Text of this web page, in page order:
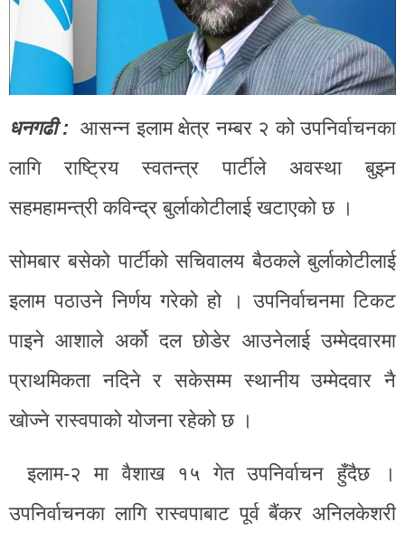
धनगढी : आसन्न इलाम क्षेत्र नम्बर २ को उपनिर्वाचनका
लागि राष्ट्रिय स्वतन्त्र पार्टीले अवस्था बुझ्न
सहमहामन्त्री कविन्द्र बुर्लाकोटीलाई खटाएको छ ।
सोमबार बसेको पार्टीको सचिवालय बैठकले बुर्लाकोटीलाई
इलाम पठाउने निर्णय गरेको हो । उपनिर्वाचनमा टिकट
पाइने आशाले अर्को दल छोडेर आउनेलाई उम्मेदवारमा
प्राथमिकता नदिने र सकेसम्म स्थानीय उम्मेदवार नै
खोज्ने रास्वपाको योजना रहेको छ ।
इलाम-२ मा वैशाख १५ गेत उपनिर्वाचन हुँदैछ ।
उपनिर्वाचनका लागि रास्वपाबाट पूर्व बैंकर अनिलकेशरी